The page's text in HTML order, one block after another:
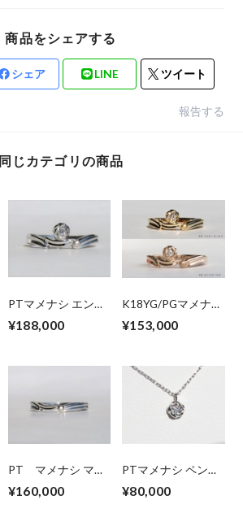
商品をシェアする
シェア LINE ツイート
報告する
同じカテゴリの商品
PTマメナシ エンゲ
ージ＆アニバーサリ
ーリング
¥188,000
K18YG/PGマメナシ
エンゲージ＆アニバ
ーサリーリング
¥153,000
PT マメナシ マリ
ッジリング
¥160,000
PTマメナシ ペンダ
ントネックレス
¥80,000